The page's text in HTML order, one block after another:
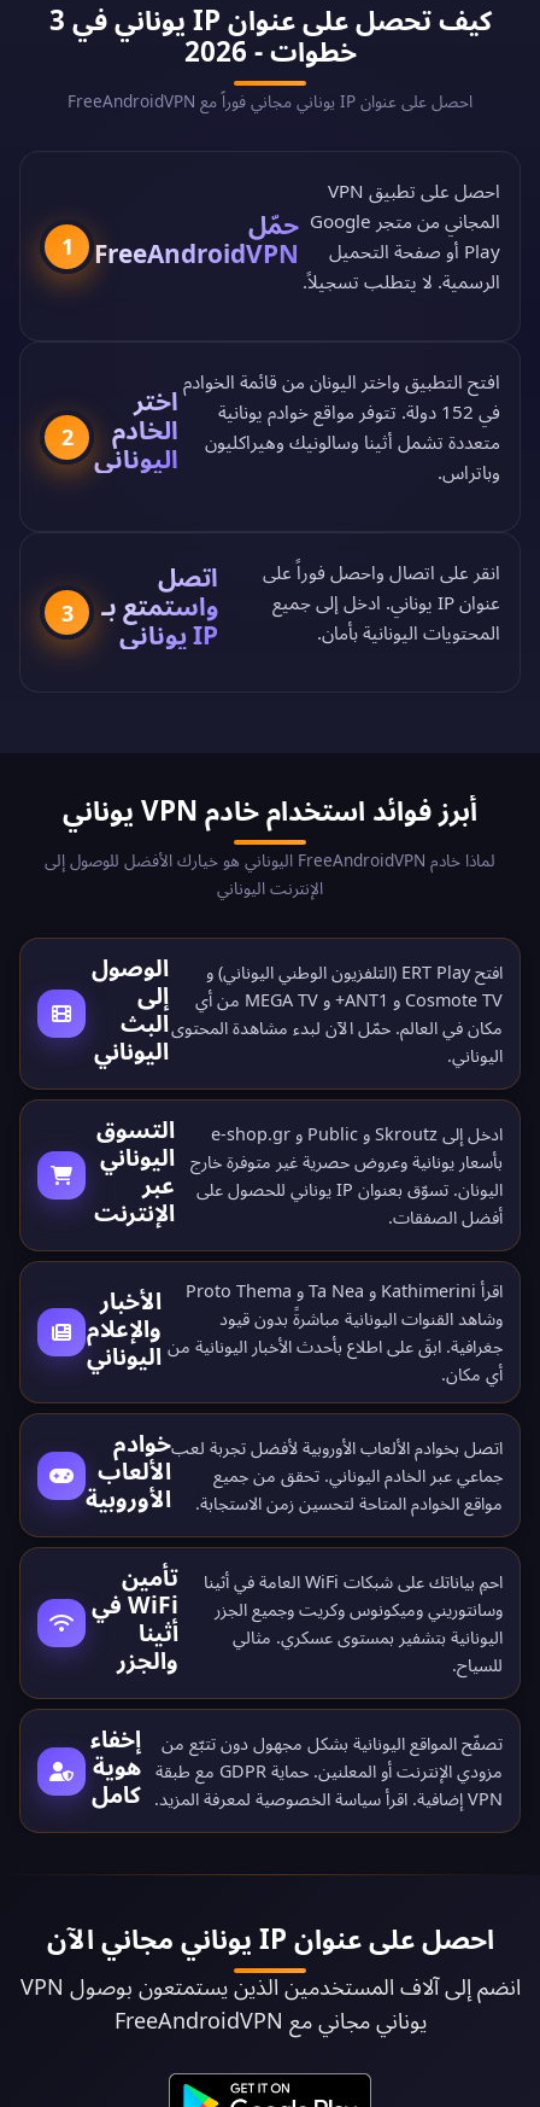
كيف تحصل على عنوان IP يوناني في 3
خطوات - 2026
احصل على عنوان IP يوناني مجاني فوراً مع FreeAndroidVPN
1
حمّل
FreeAndroidVPN
احصل على تطبيق VPN
المجاني من
متجر Google
Play أو صفحة التحميل
الرسمية. لا يتطلب تسجيلاً.
2
اختر
الخادم
اليوناني
افتح التطبيق واختر اليونان من قائمة الخوادم
في 152 دولة
. تتوفر مواقع خوادم يونانية
متعددة تشمل أثينا وسالونيك وهيراكليون
وباتراس.
3
اتصل
واستمتع بـ
IP يوناني
انقر على اتصال واحصل فوراً على
عنوان IP يوناني. ادخل إلى جميع
المحتويات اليونانية بأمان.
أبرز فوائد استخدام خادم VPN يوناني
لماذا خادم FreeAndroidVPN اليوناني هو خيارك الأفضل للوصول إلى
الإنترنت اليوناني
الوصول
إلى
البث
اليوناني
افتح ERT Play (التلفزيون الوطني اليوناني) و
Cosmote TV و ANT1+ و MEGA TV من أي
مكان في العالم. حمّل الآن لبدء مشاهدة المحتوى
اليوناني.
التسوق
اليوناني
عبر
الإنترنت
ادخل إلى Skroutz و Public و e-shop.gr
بأسعار يونانية وعروض حصرية غير متوفرة خارج
اليونان. تسوّق بعنوان IP يوناني للحصول على
أفضل الصفقات.
الأخبار
والإعلام
اليوناني
اقرأ Kathimerini و Ta Nea و Proto Thema
وشاهد القنوات اليونانية مباشرةً بدون قيود
جغرافية. ابقَ على اطلاع بأحدث الأخبار اليونانية من
أي مكان.
خوادم
الألعاب
الأوروبية
اتصل بخوادم الألعاب الأوروبية لأفضل تجربة لعب
جماعي عبر الخادم اليوناني. تحقق من جميع
مواقع الخوادم المتاحة لتحسين زمن الاستجابة.
تأمين
WiFi في
أثينا
والجزر
احمِ بياناتك على شبكات WiFi العامة في أثينا
وسانتوريني وميكونوس وكريت وجميع الجزر
اليونانية بتشفير بمستوى عسكري. مثالي
للسياح.
إخفاء
هوية
كامل
تصفّح المواقع اليونانية بشكل مجهول دون تتبّع من
مزودي الإنترنت أو المعلنين. حماية GDPR مع طبقة
VPN إضافية. اقرأ
سياسة الخصوصية لمعرفة المزيد.
احصل على عنوان IP يوناني مجاني الآن
انضم إلى آلاف المستخدمين الذين يستمتعون بوصول VPN
يوناني مجاني مع FreeAndroidVPN